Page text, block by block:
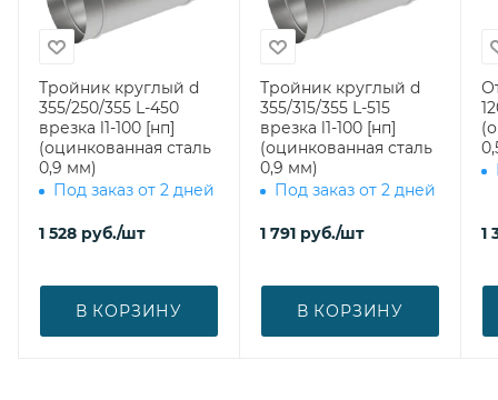
Тройник круглый d
355/250/355 L-450
врезка l1-100 [нп]
(оцинкованная сталь
0,9 мм)
Под заказ от 2 дней
1 528 руб./шт
В КОРЗИНУ
Тройник круглый d
355/315/355 L-515
врезка l1-100 [нп]
(оцинкованная сталь
0,9 мм)
Под заказ от 2 дней
1 791 руб./шт
В КОРЗИНУ
1